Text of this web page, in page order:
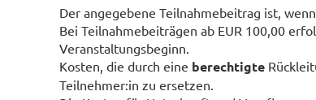
Der angegebene Teilnahmebeitrag ist,
Bei Teilnahmebeiträgen ab EUR 100,00
Veranstaltungsbeginn.
Kosten, die durch eine berechtigte
Teilnehmer:in zu ersetzen.